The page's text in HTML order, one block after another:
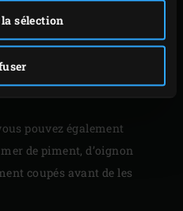
sélection
de sapin ou de pin dans
l’intérieur de votre maison,
de papier essuie-tout et
ondes pendant environ 3
pouvez également
de piment, d’oignon
coupés avant de les